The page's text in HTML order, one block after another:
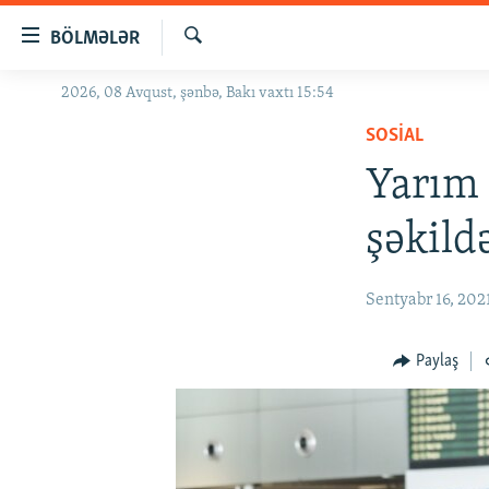
BÖLMƏLƏR
GÜNDƏM
Axtar
2026, 08 Avqust, şənbə, Bakı vaxtı 15:54
SOSIAL
Sentyabr 16,
Paylaş